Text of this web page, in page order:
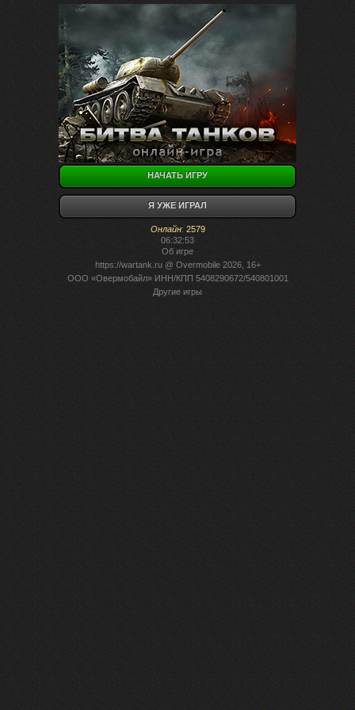
НАЧАТЬ ИГРУ
Я УЖЕ ИГРАЛ
Онлайн: 2579
06:32:53
Об игре
https://wartank.ru@ Overmobile 2026, 16+
ООО «Овермобайл» ИНН/КПП 5408290672/540801001
Другие игры